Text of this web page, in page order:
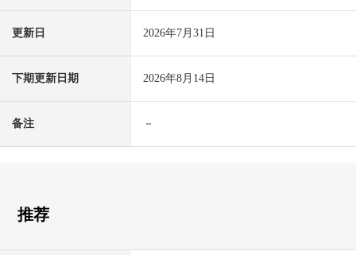
更新日 2026年7月31日
下期更新日期 2026年8月14日
备注 －
推荐